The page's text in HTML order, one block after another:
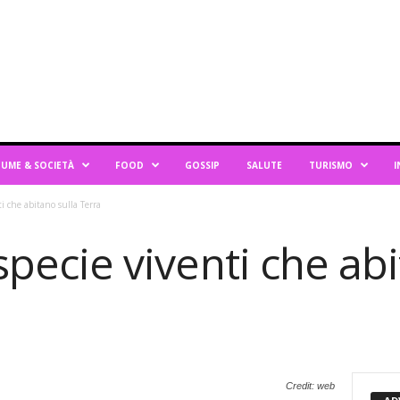
& SOCIETÀ FOOD GOSSIP SALUTE TURISMO
che abitano sulla Terra
viventi che
Credit: web